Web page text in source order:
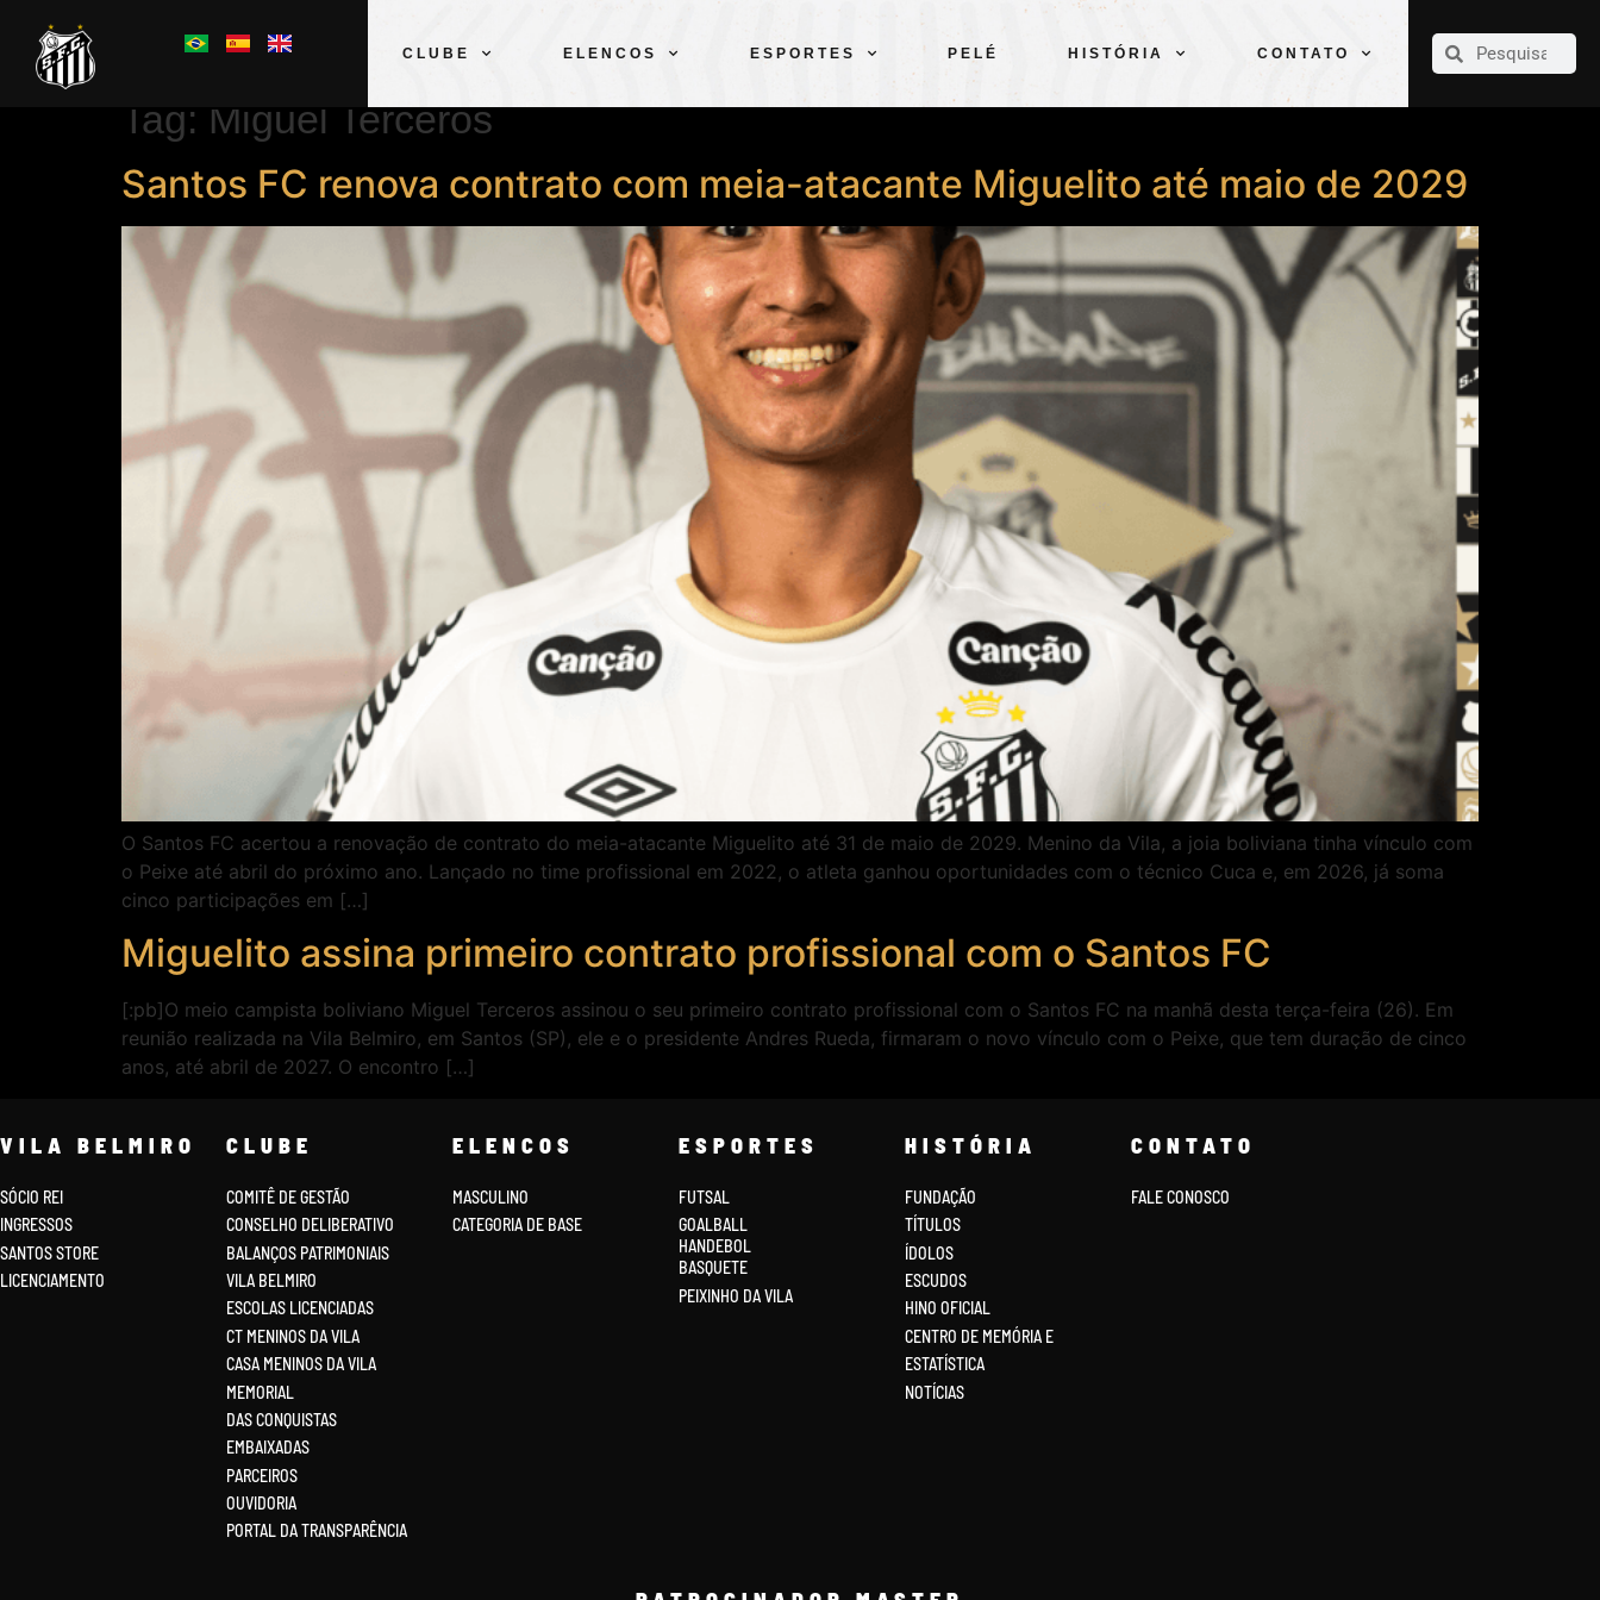
CLUBE ELENCOS ESPORTES PELÉ HISTÓRIA CONTATO
CLUBE
Tag: Miguel Terceros
Santos FC renova contrato com meia-atacante Miguelito até maio de 2029
O Santos FC acertou a renovação de contrato do meia-atacante Miguelito até 31 de maio de 2029. Menino da Vila, a joia boliviana tinha vínculo com
o Peixe até abril do próximo ano. Lançado no time profissional em 2022, o atleta ganhou oportunidades com o técnico Cuca e, em 2026, já soma
cinco participações em […]
Miguelito assina primeiro contrato profissional com o Santos FC
[:pb]O meio campista boliviano Miguel Terceros assinou o seu primeiro contrato profissional com o Santos FC na manhã desta terça-feira (26). Em
reunião realizada na Vila Belmiro, em Santos (SP), ele e o presidente Andres Rueda, firmaram o novo vínculo com o Peixe, que tem duração de cinco
anos, até abril de 2027. O encontro […]
VILA BELMIRO
SÓCIO REI
INGRESSOS
SANTOS STORE
LICENCIAMENTO
CLUBE
COMITÊ DE GESTÃO
CONSELHO DELIBERATIVO
BALANÇOS PATRIMONIAIS
VILA BELMIRO
ESCOLAS LICENCIADAS
CT MENINOS DA VILA
CASA MENINOS DA VILA
MEMORIAL
DAS CONQUISTAS
EMBAIXADAS
PARCEIROS
OUVIDORIA
PORTAL DA TRANSPARÊNCIA
ELENCOS
MASCULINO
CATEGORIA DE BASE
ESPORTES
FUTSAL
GOALBALL
HANDEBOL
BASQUETE
PEIXINHO DA VILA
HISTÓRIA
FUNDAÇÃO
TÍTULOS
ÍDOLOS
ESCUDOS
HINO OFICIAL
CENTRO DE MEMÓRIA E
ESTATÍSTICA
NOTÍCIAS
CONTATO
FALE CONOSCO